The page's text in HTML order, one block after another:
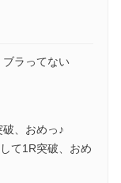
ラってない
、おめっ♪
て1R突破、おめ